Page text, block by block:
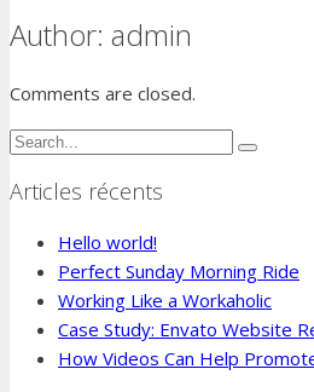
Author: admin
Comments are closed.
Articles récents
Hello world!
Perfect Sunday Morning Ride
Working Like a Workaholic
Case Study: Envato Website
How Videos Can Help